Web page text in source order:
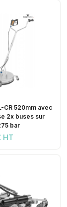
520mm avec
2x buses sur
bar
HT